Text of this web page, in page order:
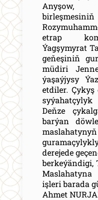
Anyşow,
etrap
Ýagşymyrat
geňeşiniň
müdiri
ýaşaýjysy
etdiler. Çykyş
Deňze
barýan
derejede
berkeýändigi,
işleri barada
Ahmet